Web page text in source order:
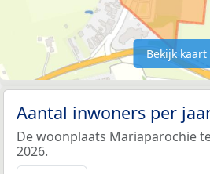
Bekijk kaart
Aantal inwoners per
De woonplaats Mariaparochie
2026.